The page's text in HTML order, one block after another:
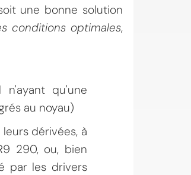
une bonne solution
conditions optimales,
n'ayant qu'une
au noyau)
dérivées, à
290, ou, bien
par les drivers